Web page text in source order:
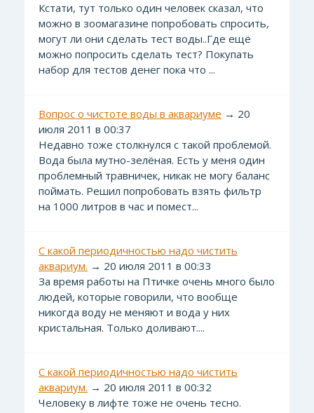
Кстати, тут только один человек сказал, что
можно в зоомагазине попробовать спросить,
могут ли они сделать тест воды..Где ещё
можно попросить сделать тест? Покупать
набор для тестов денег пока что ...
Вопрос о чистоте воды в аквариуме → 20
июля 2011 в 00:37
Недавно тоже столкнулся с такой проблемой.
Вода была мутно-зелёная. Есть у меня один
проблемный травничек, никак не могу баланс
поймать. Решил попробовать взять фильтр
на 1000 литров в час и помест...
С какой периодичностью надо чистить
аквариум. → 20 июля 2011 в 00:33
За время работы на Птичке очень много было
людей, которые говорили, что вообще
никогда воду не меняют и вода у них
кристальная. Только доливают....
С какой периодичностью надо чистить
аквариум. → 20 июля 2011 в 00:32
Человеку в лифте тоже не очень тесно.